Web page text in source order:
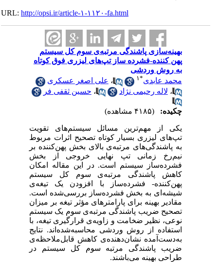
URL:http://opsi.ir/article-۱-۱۱۲۰-fa.html
بهینه‌سازی پاشندگی مرتبه‌ی سوم کل سیستم
پهن کننده-فشرده ساز تپ‌های لیزری فوق کوتاه‌
به روش وردشی
محمد عابدی* ۱ ،علی اصغر عسکری
،لاله رحیمی نژاد ،حسین ثقفی فر
چکیده:
یکی از مهم‌ترین مسائل سیستم‌های تقویت‌
تپ‌های لیزری بسیار کوتاه تصحیح اثرات مربوط
به پاشندگی‌های مرتبه‌ی بالا‌ی بخش پهن‌کننده بر
نیم‌رخ زمانی تپ نهایی خروجی از بخش
فشرده‌ساز سیستم است. در این مقاله امکان
کاهش پاشندگی مرتبه‌ی سوم کل سیستم
پهن‌کننده- فشرده‌ساز با افزودن یک تیغه‌ی
شیشه‌ای به بخش فشرده‌ساز بررسی‌شده است.
مقادیر بهینه برای پارامترهای مؤثر تیغه بر میزان
تصحیح ضریب پاشندگی مرتبه‌ی سوم یک سیستم
نوعی، نظیر ضخامت و زاویه‌ی قرارگیری تیغه، با
استفاده از روش وردشی محاسبه‌شده‌اند. نتایج
به‌دست‌آمده نشان‌دهنده‌ی کاهش قابل‌ملاحظه‌ی
ضریب پاشندگی مرتبه سوم کل سیستم در
طراحی بهینه می‌باشند.